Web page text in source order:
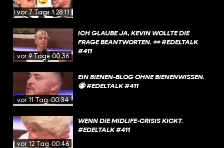
vor 7 Tagen1:28:11
vor 9 Tagen00:36
ICH GLAUBE JA, KEVIN WOLLTE DIE
FRAGE BEANTWORTEN. 👀 #EDELTALK
#411
vor 11 Tagen00:34
EIN BIENEN-BLOG OHNE BIENENWISSEN.
🐝 #EDELTALK #411
vor 12 Tagen00:46
WENN DIE MIDLIFE-CRISIS KICKT.
#EDELTALK #411